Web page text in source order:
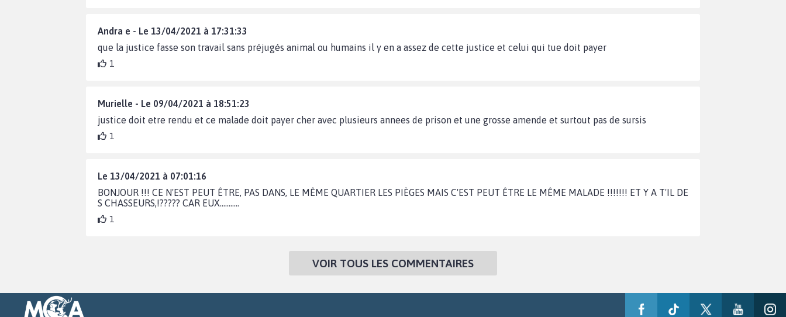
Andra e - Le 13/04/2021 à 17:31:33
que la justice fasse son travail sans préjugés animal ou humains il y en a assez de cette justice et celui qui tue doit payer
1
Murielle - Le 09/04/2021 à 18:51:23
justice doit etre rendu et ce malade doit payer cher avec plusieurs annees de prison et une grosse amende et surtout pas de sursis
1
Le 13/04/2021 à 07:01:16
BONJOUR !!! CE N'EST PEUT ÊTRE, PAS DANS, LE MÊME QUARTIER LES PIÈGES MAIS C'EST PEUT ÊTRE LE MÊME MALADE !!!!!!! ET Y A T'IL DE
S CHASSEURS,!????? CAR EUX...........
1
VOIR TOUS LES COMMENTAIRES